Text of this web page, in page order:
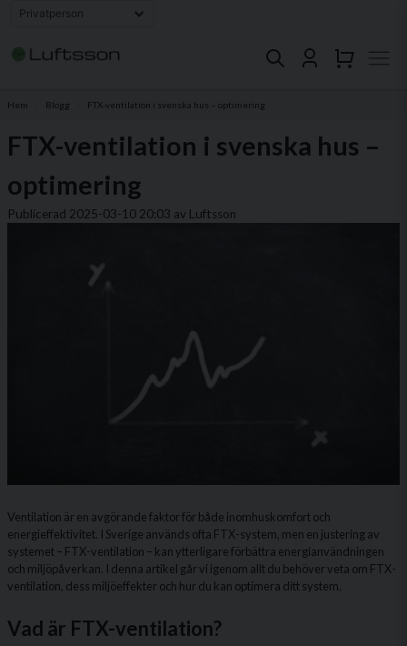
Hem Blogg FTX-ventilation i svenska hus – optimering
FTX-ventilation i svenska hus –
optimering
Publicerad 2025-03-10 20:03 av Luftsson
Ventilation är en avgörande faktor för både inomhuskomfort och
energieffektivitet. I Sverige används ofta FTX-system, men en justering av
systemet – FTX-ventilation – kan ytterligare förbättra energianvändningen
och miljöpåverkan. I denna artikel går vi igenom allt du behöver veta om FTX-
ventilation, dess miljöeffekter och hur du kan optimera ditt system.
Vad är FTX-ventilation?